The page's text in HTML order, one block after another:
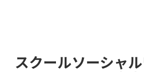
スクールソーシャ